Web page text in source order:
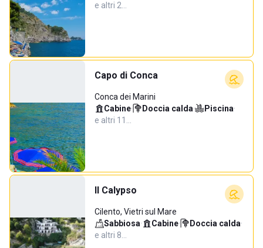
e altri 2…
Capo di Conca
Conca dei Marini
Cabine· Doccia calda· Piscina·
e altri 11…
Il Calypso
Cilento, Vietri sul Mare
Sabbiosa· Cabine· Doccia calda·
e altri 8…